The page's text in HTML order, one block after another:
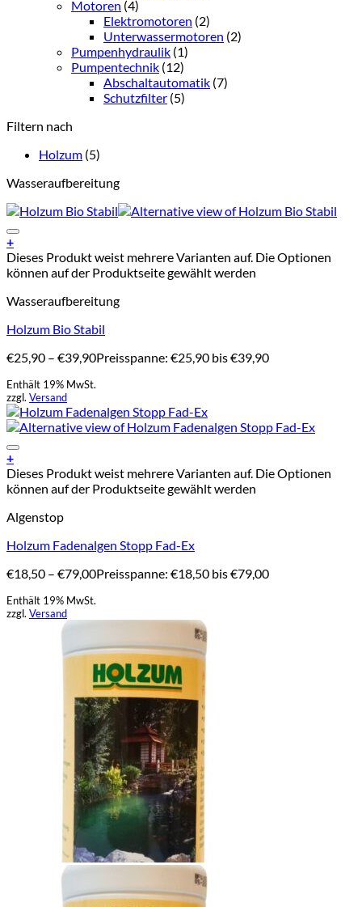
Motoren (4)
Elektromotoren (2)
Unterwassermotoren (2)
Pumpenhydraulik (1)
Pumpentechnik (12)
Abschaltautomatik (7)
Schutzfilter (5)
Filtern nach
Holzum (5)
Wasseraufbereitung
+
Dieses Produkt weist mehrere Varianten auf. Die Optionen
können auf der Produktseite gewählt werden
Wasseraufbereitung
Holzum Bio Stabil
€25,90 – €39,90Preisspanne: €25,90 bis €39,90
Enthält 19% MwSt.
zzgl. Versand
+
Dieses Produkt weist mehrere Varianten auf. Die Optionen
können auf der Produktseite gewählt werden
Algenstop
Holzum Fadenalgen Stopp Fad-Ex
€18,50 – €79,00Preisspanne: €18,50 bis €79,00
Enthält 19% MwSt.
zzgl. Versand